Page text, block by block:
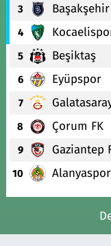
3 Başakşehir
4
5 Beşiktaş
6 Eyüpspor
7
8 Çorum FK
9 Gaziantep
10 Alanyaspor